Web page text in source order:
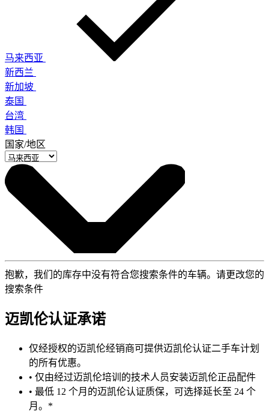
马来西亚
新西兰
新加坡
泰国
台湾
韩国
国家/地区
抱歉，我们的库存中没有符合您搜索条件的车辆。请更改您的
搜索条件
迈凯伦认证承诺
仅经授权的迈凯伦经销商可提供迈凯伦认证二手车计划
的所有优惠。
• 仅由经过迈凯伦培训的技术人员安装迈凯伦正品配件
• 最低 12 个月的迈凯伦认证质保，可选择延长至 24 个
月。*